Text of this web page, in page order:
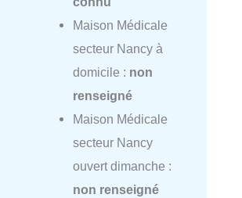
Maison Médicale
secteur Nancy à
domicile : non
renseigné
Maison Médicale
secteur Nancy
ouvert dimanche :
non renseigné